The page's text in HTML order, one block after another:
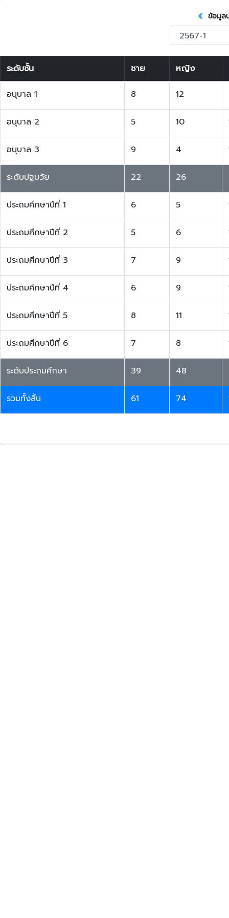
ข้อมูล
ระดับชั้น ชาย หญิง
อนุบาล 1 8 12
อนุบาล 2 5 10
อนุบาล 3 9 4
ระดับปฐมวัย 22 26
ประถมศึกษาปีที่ 1 6 5
ประถมศึกษาปีที่ 2 5 6
ประถมศึกษาปีที่ 3 7 9
ประถมศึกษาปีที่ 4 6 9
ประถมศึกษาปีที่ 5 8 11
ประถมศึกษาปีที่ 6 7 8
ระดับประถมศึกษา 39 48
รวมทั้งสิ้น 61 74